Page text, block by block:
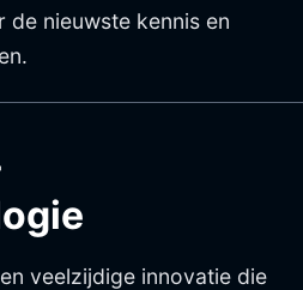
nieuwste kennis en
veelzijdige innovatie die